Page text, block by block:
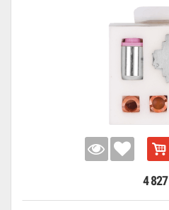
4 827